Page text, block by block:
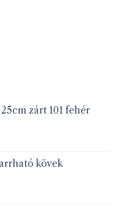
zárt 101 fehér
kövek